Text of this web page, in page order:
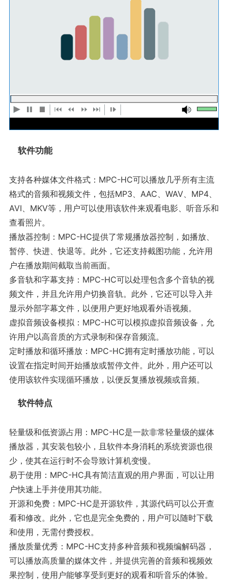
软件功能
支持各种媒体文件格式：MPC-HC可以播放几乎所有主流
格式的音频和视频文件，包括MP3、AAC、WAV、MP4、
AVI、MKV等，用户可以使用该软件来观看电影、听音乐和
查看照片。
播放器控制：MPC-HC提供了常规播放器控制，如播放、
暂停、快进、快退等。此外，它还支持截图功能，允许用
户在播放期间截取当前画面。
多音轨和字幕支持：MPC-HC可以处理包含多个音轨的视
频文件，并且允许用户切换音轨。此外，它还可以导入并
显示外部字幕文件，以便用户更好地观看外语视频。
虚拟音频设备模拟：MPC-HC可以模拟虚拟音频设备，允
许用户以高音质的方式录制和保存音频流。
定时播放和循环播放：MPC-HC拥有定时播放功能，可以
设置在指定时间开始播放或暂停文件。此外，用户还可以
使用该软件实现循环播放，以便反复播放视频或音频。
软件特点
轻量级和低资源占用：MPC-HC是一款非常轻量级的媒体
播放器，其安装包较小，且软件本身消耗的系统资源也很
少，使其在运行时不会导致计算机变慢。
易于使用：MPC-HC具有简洁直观的用户界面，可以让用
户快速上手并使用其功能。
开源和免费：MPC-HC是开源软件，其源代码可以公开查
看和修改。此外，它也是完全免费的，用户可以随时下载
和使用，无需付费授权。
播放质量优秀：MPC-HC支持多种音频和视频编解码器，
可以播放高质量的媒体文件，并提供完善的音频和视频效
果控制，使用户能够享受到更好的观看和听音乐的体验。